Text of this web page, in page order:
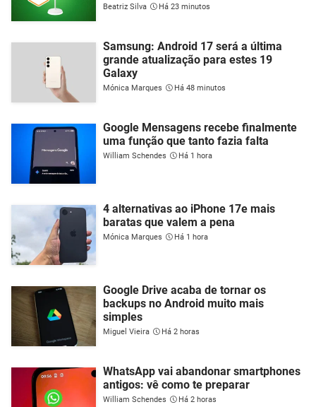
Beatriz Silva Há 23 minutos
Samsung: Android 17 será a última
grande atualização para estes 19
Galaxy
Mónica Marques Há 48 minutos
Google Mensagens recebe finalmente
uma função que tanto fazia falta
William Schendes Há 1 hora
4 alternativas ao iPhone 17e mais
baratas que valem a pena
Mónica Marques Há 1 hora
Google Drive acaba de tornar os
backups no Android muito mais
simples
Miguel Vieira Há 2 horas
WhatsApp vai abandonar smartphones
antigos: vê como te preparar
William Schendes Há 2 horas